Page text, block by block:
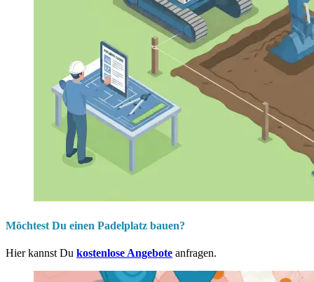
Möchtest Du einen Padelplatz bauen?
Hier kannst Du kostenlose Angebote anfragen.